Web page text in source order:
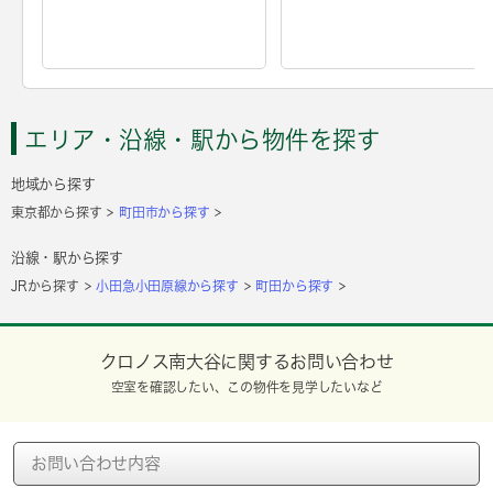
エリア・沿線・駅から物件を探す
地域から探す
東京都から探す 町田市から探す
沿線・駅から探す
JRから探す 小田急小田原線から探す 町田から探す
クロノス南大谷に関するお問い合わせ
空室を確認したい、この物件を見学したいなど